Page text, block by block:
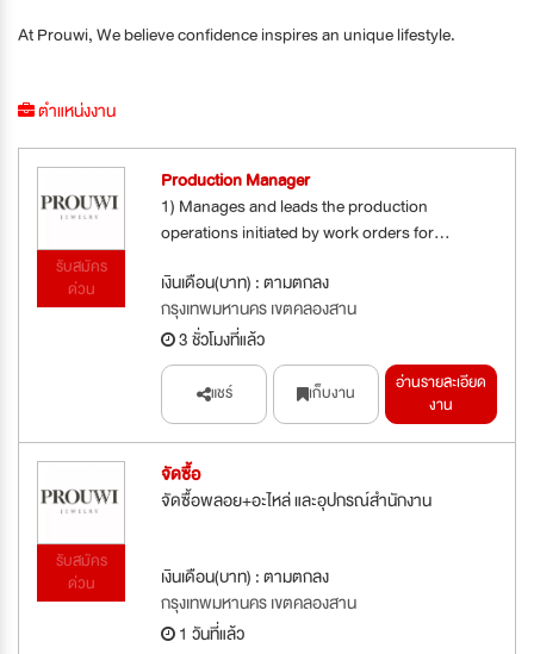
At Prouwi, We believe confidence inspires an unique lifestyle.
ตำแหน่งงาน
รับสมัคร
ด่วน
Production Manager
1) Manages and leads the production
operations initiated by work orders for...
เงินเดือน(บาท) : ตามตกลง
กรุงเทพมหานคร เขตคลองสาน
3 ชั่วโมงที่แล้ว
แชร์ เก็บงาน
อ่านรายละเอียด
งาน
รับสมัคร
ด่วน
จัดซื้อ
จัดซื้อพลอย+อะไหล่ และอุปกรณ์สำนักงาน
เงินเดือน(บาท) : ตามตกลง
กรุงเทพมหานคร เขตคลองสาน
1 วันที่แล้ว